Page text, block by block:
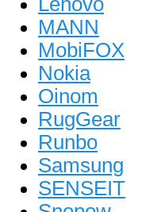
MANN
MobiFOX
Nokia
Oinom
RugGear
Runbo
Samsung
SENSEIT